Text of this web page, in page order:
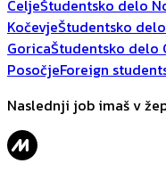
CeljeŠtudentsko delo
KočevjeŠtudentsko
GoricaŠtudentsko delo
PosočjeForeign
Naslednji job imaš v